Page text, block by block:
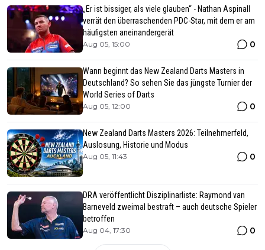
„Er ist bissiger, als viele glauben“ - Nathan Aspinall
verrät den überraschenden PDC-Star, mit dem er am
häufigsten aneinandergerät
Aug 05, 15:00 0
Wann beginnt das New Zealand Darts Masters in
Deutschland? So sehen Sie das jüngste Turnier der
World Series of Darts
Aug 05, 12:00 0
New Zealand Darts Masters 2026: Teilnehmerfeld,
Auslosung, Historie und Modus
Aug 05, 11:43 0
DRA veröffentlicht Disziplinarliste: Raymond van
Barneveld zweimal bestraft – auch deutsche Spieler
betroffen
Aug 04, 17:30 0